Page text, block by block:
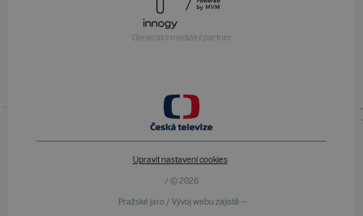
Generální mediální partner
Upravit nastavení cookies
/ © 2026
Pražské jaro / Vývoj webu zajistili —